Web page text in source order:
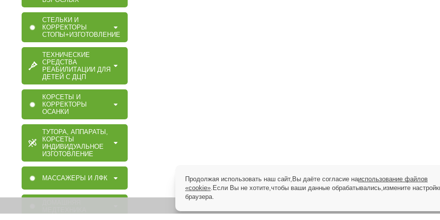
СТЕЛЬКИ И
КОРРЕКТОРЫ
СТОПЫ+ИЗГОТОВЛЕНИЕ
ТЕХНИЧЕСКИЕ
СРЕДСТВА
РЕАБИЛИТАЦИИ ДЛЯ
ДЕТЕЙ С ДЦП
КОРСЕТЫ И
КОРРЕКТОРЫ
ОСАНКИ
ТУТОРА, АППАРАТЫ,
КОРСЕТЫ
ИНДИВИДУАЛЬНОЕ
ИЗГОТОВЛЕНИЕ
МАССАЖЕРЫ И ЛФК Продолжая использовать наш сайт,Вы даёте согласие наиспользование файлов
«cookie».Если Вы не хотите,чтобы ваши данные обрабатывались,измените
браузера.